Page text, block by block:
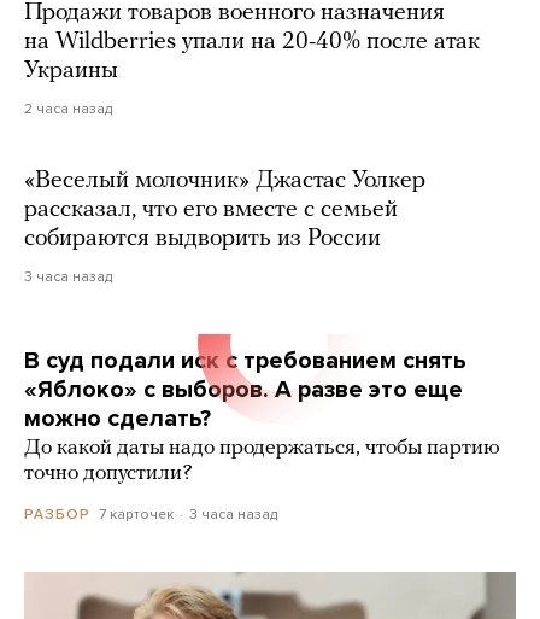
Продажи товаров военного назначения
на Wildberries упали на 20-40% после атак
Украины
2 часа назад
«Веселый молочник» Джастас Уолкер
рассказал, что его вместе с семьей
собираются выдворить из России
3 часа назад
В суд подали иск с требованием снять
«Яблоко» с выборов. А разве это еще
можно сделать?
До какой даты надо продержаться, чтобы партию
точно допустили?
РАЗБОР 7 карточек 3 часа назад